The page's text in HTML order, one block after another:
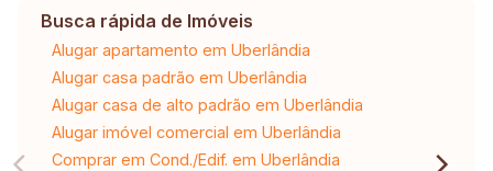
Busca rápida de Imóveis
Alugar apartamento em Uberlândia
Alugar casa padrão em Uberlândia
Alugar casa de alto padrão em Uberlândia
Alugar imóvel comercial em Uberlândia
Comprar em Cond./Edif. em Uberlândia